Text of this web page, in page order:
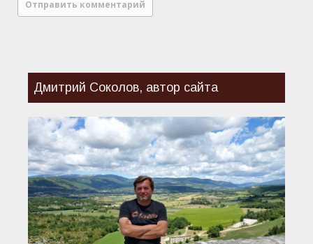
Дмитрий Соколов, автор сайта